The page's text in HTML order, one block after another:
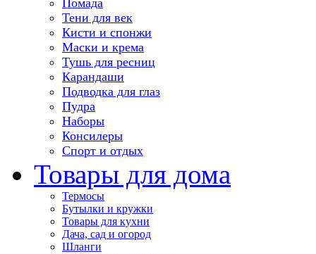
Тени для век
Кисти и спонжи
Маски и крема
Тушь для ресниц
Карандаши
Подводка для глаз
Пудра
Наборы
Консилеры
Спорт и отдых
Товары для дома
Термосы
Бутылки и кружки
Товары для кухни
Дача, сад и огород
Шланги